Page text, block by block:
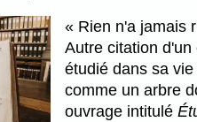
Rien n'a jamais
Autre citation
étudié dans sa
comme un arbre
ouvrage intitulé